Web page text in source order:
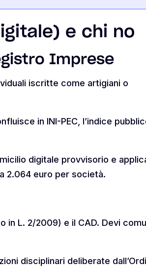
e chi no
Imprese
iscritte come artigiani o
in INI-PEC, l’indice
digitale provvisorio e
2.064 euro per società.
in L. 2/2009) e il CAD. Devi
disciplinari deliberate